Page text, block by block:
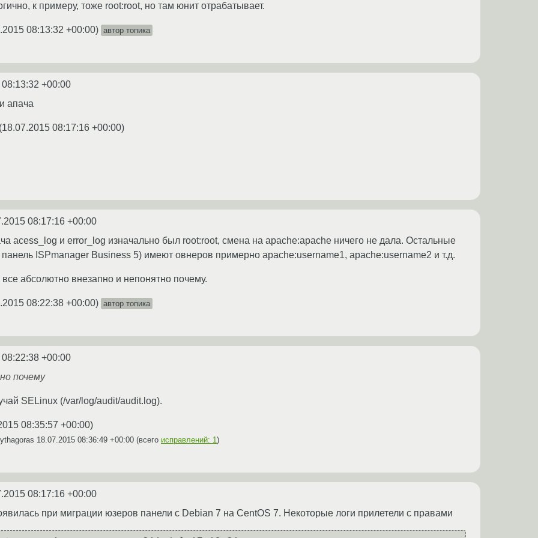
к примеру, тоже root:root, но там юнит отрабатывает.
08:13:32 +00:00) автор топика
+00:00
апача
18.07.2015 08:17:16 +00:00)
08:17:16 +00:00
acess_log и error_log изначально был root:root, смена на apache:apache ничего не дала. Остальные
панель ISPmanager Business 5) имеют овнеров примерно apache:username1, apache:username2 и т.д.
абсолютно внезапно и непонятно почему.
08:22:38 +00:00) автор топика
+00:00
почему
SELinux (/var/log/audit/audit.log).
08:35:57 +00:00)
18.07.2015 08:36:49 +00:00 (всего исправлений: 1 )
08:17:16 +00:00
при миграции юзеров панели с Debian 7 на CentOS 7. Некоторые логи прилетели с правами